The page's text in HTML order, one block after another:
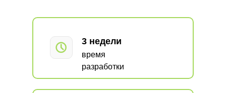
3 недели
время
разработки